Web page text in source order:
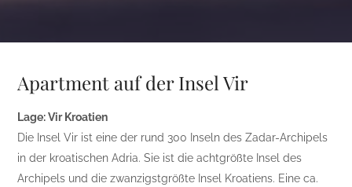
Apartment auf der Insel Vir
Lage: Vir Kroatien
Die Insel Vir ist eine der rund 300 Inseln des Zadar-Archipels
in der kroatischen Adria. Sie ist die achtgrößte Insel des
Archipels und die zwanzigstgrößte Insel Kroatiens. Eine ca.